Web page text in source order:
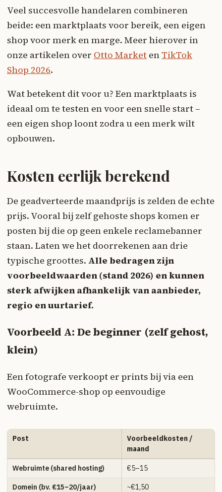
Veel succesvolle handelaren combineren
beide: een marktplaats voor bereik, een eigen
shop voor merk en marge. Meer hierover in
onze artikelen over Otto Market enTikTok
Shop 2026.
Wat betekent dit voor u? Een marktplaats is
ideaal om te testen en voor een snelle start –
een eigen shop loont zodra u een merk wilt
opbouwen.
Kosten eerlijk berekend
De geadverteerde maandprijs is zelden de echte
prijs. Vooral bij zelf gehoste shops komen er
posten bij die op geen enkele reclamebanner
staan. Laten we het doorrekenen aan drie
typische groottes. Alle bedragen zijn
voorbeeldwaarden (stand 2026) en kunnen
sterk afwijken afhankelijk van aanbieder,
regio en uurtarief.
Voorbeeld A: De beginner (zelf gehost,
klein)
Een fotografe verkoopt er prints bij via een
WooCommerce-shop op eenvoudige
webruimte.
Post
Voorbeeldkosten /
maand
Webruimte (shared hosting) €5–15
Domein (bv. €15–20/jaar) ~€1,50